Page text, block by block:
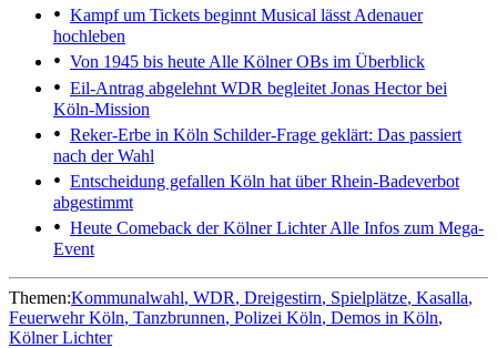
Kampf um Tickets beginnt Musical lässt Adenauer
hochleben
Von 1945 bis heute Alle Kölner OBs im Überblick
Eil-Antrag abgelehnt WDR begleitet Jonas Hector bei
Köln-Mission
Reker-Erbe in Köln Schilder-Frage geklärt: Das passiert
nach der Wahl
Entscheidung gefallen Köln hat über Rhein-Badeverbot
abgestimmt
Heute Comeback der Kölner LichterAlle Infos zum Mega-
Event
Themen:Kommunalwahl WDR Dreigestirn Spielplätze Kasalla
Feuerwehr Köln Tanzbrunnen Polizei Köln Demos in Köln
Kölner Lichter